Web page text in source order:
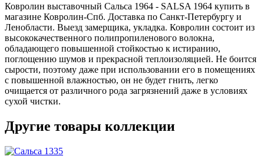
Ковролин выставочный Сальса 1964 - SALSA 1964 купить в
магазине Ковролин-Спб. Доставка по Санкт-Петербургу и
Ленобласти. Выезд замерщика, укладка. Ковролин состоит из
высококачественного полипропиленового волокна,
обладающего повышенной стойкостью к истиранию,
поглощению шумов и прекрасной теплоизоляцией. Не боится
сырости, поэтому даже при использовании его в помещениях
с повышенной влажностью, он не будет гнить, легко
очищается от различного рода загрязнений даже в условиях
сухой чистки.
Другие товары коллекции